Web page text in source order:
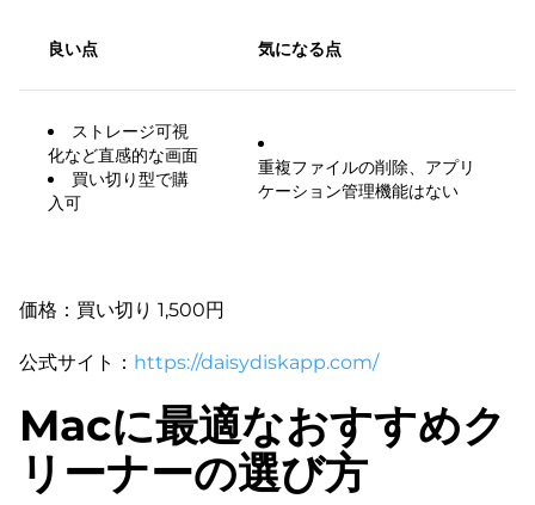
良い点 気になる点
ストレージ可視
化など直感的な画面
買い切り型で購
入可
重複ファイルの削除、アプリ
ケーション管理機能はない
価格：買い切り 1,500円
公式サイト： https://daisydiskapp.com/
Macに最適なおすすめク
リーナーの選び方